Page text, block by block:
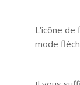
L’icône
mode